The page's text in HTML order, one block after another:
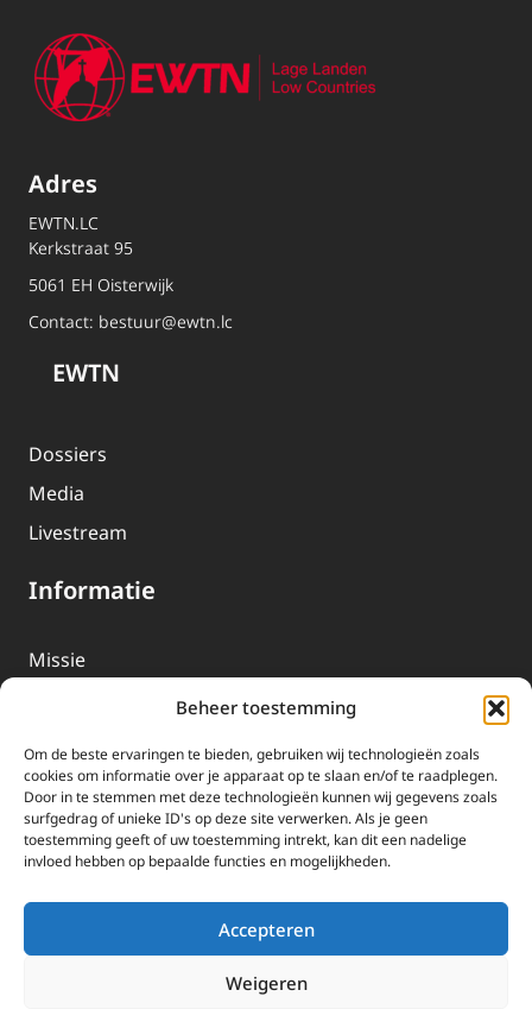
Beheer toestemming
Om de beste ervaringen te bieden, gebruiken wij technologieën zoals
cookies om informatie over je apparaat op te slaan en/of te raadplegen.
Door in te stemmen met deze technologieën kunnen wij gegevens zoals
surfgedrag of unieke ID's op deze site verwerken. Als je geen
toestemming geeft of uw toestemming intrekt, kan dit een nadelige
invloed hebben op bepaalde functies en mogelijkheden.
Accepteren
Weigeren
Adres
EWTN.LC
Kerkstraat 95
5061 EH Oisterwijk
Contact: bestuur@ewtn.lc
EWTN
Dossiers
Media
Livestream
Informatie
Missie
EWTN-Team
Organisatiegegevens
Doneren
EWTN wordt uitsluitend gefinancierd door uw donaties.
Wij ontvangen bewust geen advertentie-inkomsten of